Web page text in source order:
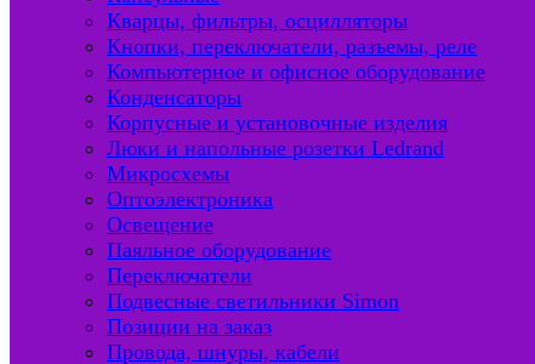
Кварцы, фильтры, осцилляторы
Кнопки, переключатели, разъемы, реле
Компьютерное и офисное оборудование
Конденсаторы
Корпусные и установочные изделия
Люки и напольные розетки Ledrand
Микросхемы
Оптоэлектроника
Освещение
Паяльное оборудование
Переключатели
Подвесные светильники Simon
Позиции на заказ
Провода, шнуры, кабели